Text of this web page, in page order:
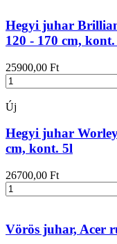
Hegyi juhar
120 - 170 cm,
25900,00 Ft
Új
Hegyi juhar
cm, kont. 5l
26700,00 Ft
Vörös juhar, Acer